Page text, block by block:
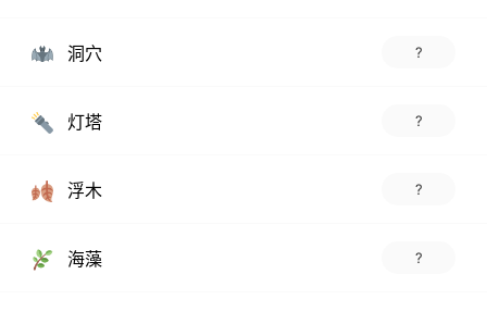
洞穴 ?
灯塔 ?
浮木 ?
海藻 ?